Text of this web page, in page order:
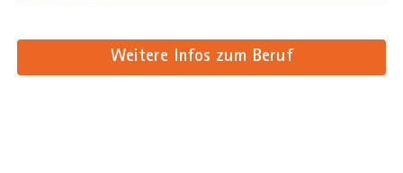
Weitere Infos zum Beruf